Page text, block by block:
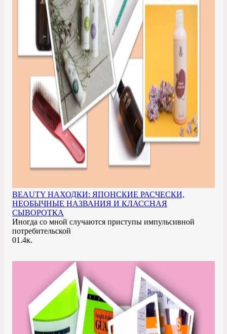
BEAUTY НАХОДКИ: ЯПОНСКИЕ РАСЧЕСКИ,
НЕОБЫЧНЫЕ НАЗВАНИЯ И КЛАССНАЯ
СЫВОРОТКА
Иногда со мной случаются приступы импульсивной
потребительской
01.4к.